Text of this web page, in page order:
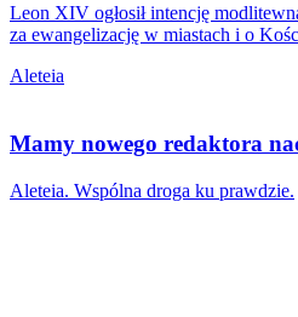
Leon XIV ogłosił intencję
za ewangelizację w miastach i o
Aleteia
Mamy nowego redaktora
Aleteia. Wspólna droga ku prawdzie.